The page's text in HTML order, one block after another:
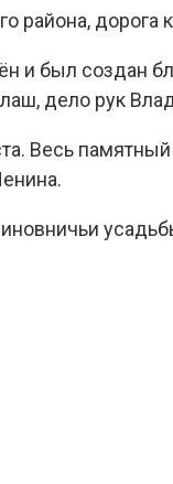
района,
и был создан
дело рук
Весь